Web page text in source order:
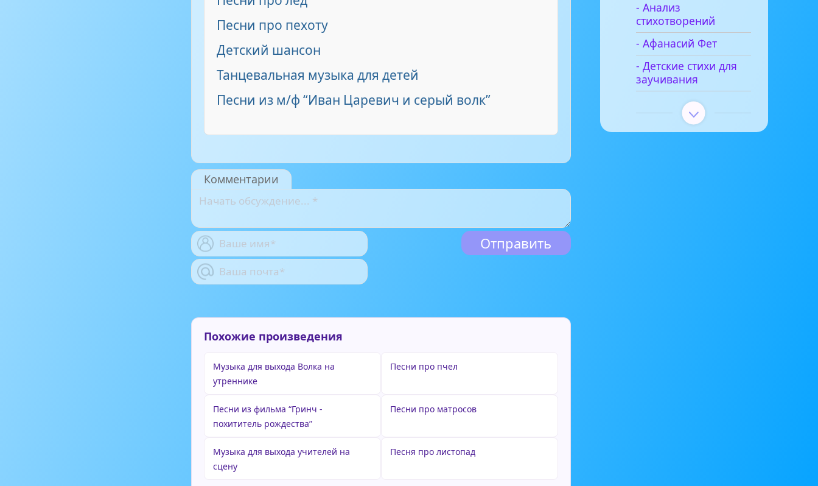
Песни про пехоту
Детский шансон
Танцевальная музыка для детей
Песни из м/ф “Иван Царевич и серый волк”
Комментарии
Похожие произведения
Музыка для выхода Волка на
утреннике
Песни про пчел
Песни из фильма “Гринч -
похититель рождества”
Песни про матросов
Музыка для выхода учителей на
сцену
Песня про листопад
- Анализ
стихотворений
- Афанасий Фет
- Детские стихи для
заучивания